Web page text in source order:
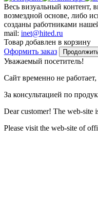
Весь визуальный контент,
возмездной основе, либо
созданы работниками
mail: inet@hited.ru
Товар добавлен в корзину
Оформить заказ
Уважаемый посетитель!
Сайт временно не
За консультацией по
Dear customer! The web-site
Please visit the web-site of